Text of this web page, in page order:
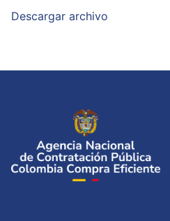
Descargar archivo